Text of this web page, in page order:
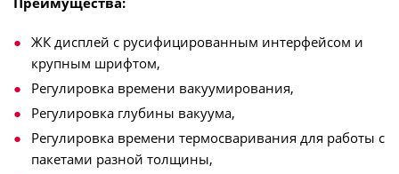
ЖК дисплей с русифицированным интерфейсом и
крупным шрифтом,
Регулировка времени вакуумирования,
Регулировка глубины вакуума,
Регулировка времени термосваривания для работы с
пакетами разной толщины,